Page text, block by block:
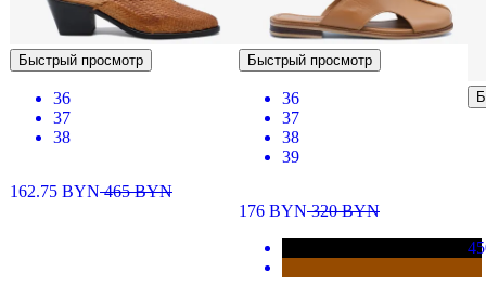
Быстрый просмотр
36
37
38
162.75 BYN465BYN
Быстрый просмотр
36
37
38
39
176 BYN320BYN